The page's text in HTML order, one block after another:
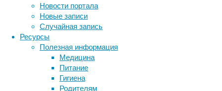
Новости портала
Новые записи
Случайная запись
Ресурсы
Полезная информация
Медицина
Питание
Гигиена
Родителям
после
её
проведения.
Клетки сетчатки глаза, воспринимающие